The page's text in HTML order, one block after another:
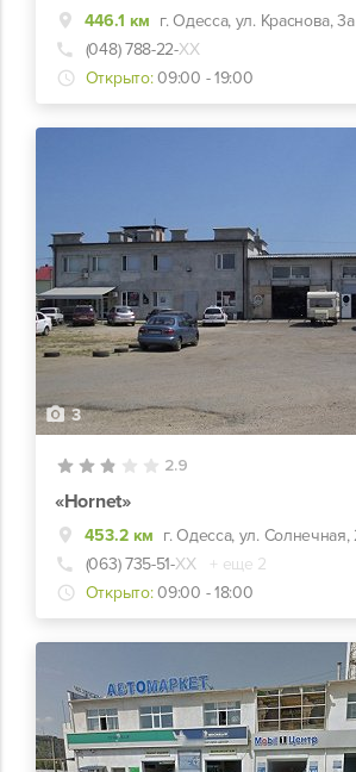
446.1 км г. Одесса, ул. Краснова, 3а
(048) 788-22-ХХ
Открыто: 09:00 - 19:00
3
2.9
«Hornet»
453.2 км
(063) 735-51-ХХ
+ еще 2
Открыто: 09:00 - 18:00